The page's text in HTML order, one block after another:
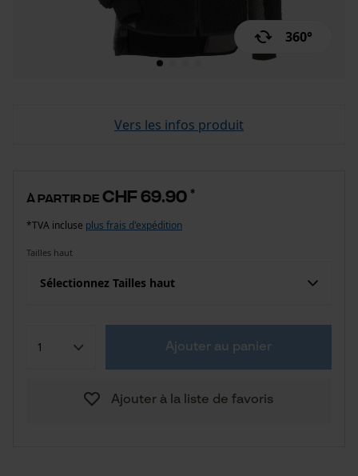
360°
Vers les infos produit
à partir de CHF 69.90 *
*TVA incluse plus frais d'expédition
Tailles haut
Sélectionnez Tailles haut
Ajouter au panier
Ajouter à la liste de favoris